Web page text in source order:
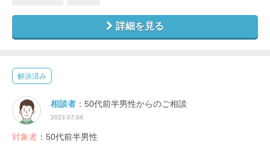
詳細を見る
解決済み
相談者 ：50代前半男性からのご相談
2023.07.04
対象者 ：50代前半男性